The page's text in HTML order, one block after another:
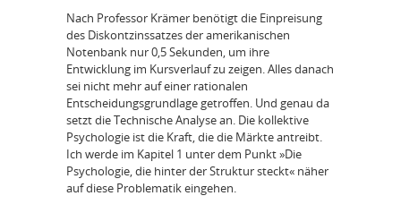
Nach Professor Krämer benötigt die Einpreisung
des Diskontzinssatzes der amerikanischen
Notenbank nur 0,5 Sekunden, um ihre
Entwicklung im Kursverlauf zu zeigen. Alles danach
sei nicht mehr auf einer rationalen
Entscheidungsgrundlage getroffen. Und genau da
setzt die Technische Analyse an. Die kollektive
Psychologie ist die Kraft, die die Märkte antreibt.
Ich werde im Kapitel 1 unter dem Punkt »Die
Psychologie, die hinter der Struktur steckt« näher
auf diese Problematik eingehen.